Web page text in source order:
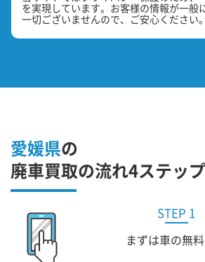
を実現しています。お客様の情報が一般
一切ございませんので、ご安心ください。
愛媛県の
廃車買取の流れ4ステップ
STEP 1
まずは車の無